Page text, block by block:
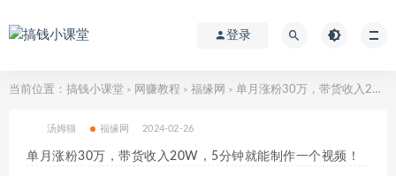
登录
当前位置： 搞钱小课堂 > 网赚教程 > 福缘网 > 单月涨粉30万，带货收入20W，5分钟就能制作一个视频！
汤姆猫 福缘网 2024-02-26
单月涨粉30万，带货收入20W，5分钟就能制作一个视频！